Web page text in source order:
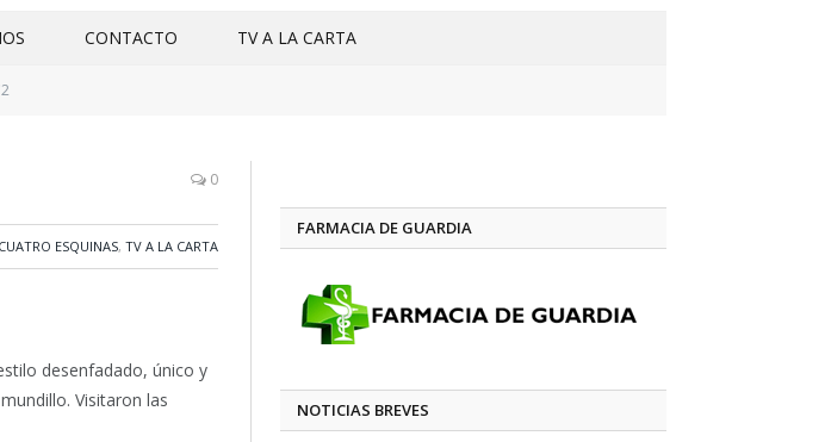
CONTACTO TV A LA CARTA
0
ESQUINAS, TV A LA CARTA
desenfadado, único y
Visitaron las
FARMACIA DE GUARDIA
NOTICIAS BREVES